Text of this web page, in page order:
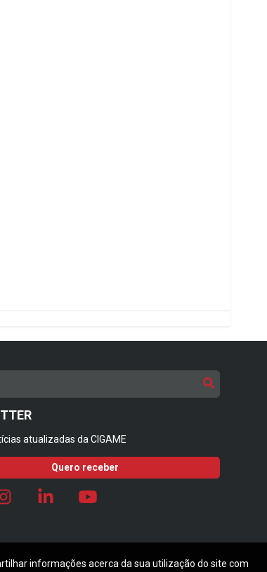
atualizadas da CIGAME
Quero receber
informações acerca da sua utilização do site com